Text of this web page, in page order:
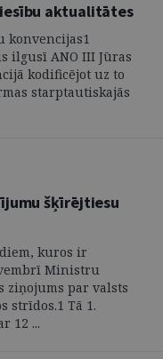
aktualitātes
konvencijas1
ilgusī ANO III Jūras
kodificējot uz to
starptautiskajās
šķīrējtiesu
kuros ir
Ministru
ziņojums par valsts
strīdos.1 Tā 1.
12 ...